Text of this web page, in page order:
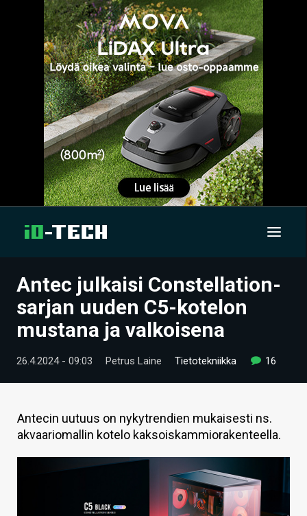
UUTISET
ARTIKKELIT
VIDEOT
TECHBBS
TIETOA
HINTA.FI
Antec julkaisi Constellation-
sarjan uuden C5-kotelon
mustana ja valkoisena
26.4.2024 - 09:03 Petrus Laine Tietotekniikka 16
Antecin uutuus on nykytrendien mukaisesti ns.
akvaariomallin kotelo kaksoiskammiorakenteella.